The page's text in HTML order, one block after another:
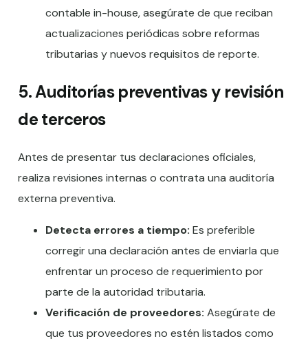
contable in-house, asegúrate de que reciban
actualizaciones periódicas sobre reformas
tributarias y nuevos requisitos de reporte.
5. Auditorías preventivas y revisión
de terceros
Antes de presentar tus declaraciones oficiales,
realiza revisiones internas o contrata una auditoría
externa preventiva.
Detecta errores a tiempo: Es preferible
corregir una declaración antes de enviarla que
enfrentar un proceso de requerimiento por
parte de la autoridad tributaria.
Verificación de proveedores: Asegúrate de
que tus proveedores no estén listados como